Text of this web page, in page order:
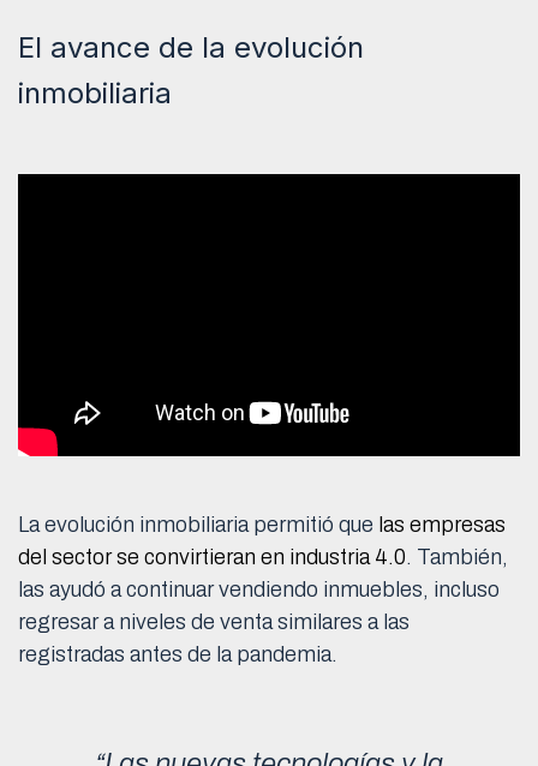
El avance de la evolución
inmobiliaria
La evolución inmobiliaria permitió que las empresas
del sector se convirtieran en industria 4.0. También,
las ayudó a continuar vendiendo inmuebles, incluso
regresar a niveles de venta similares a las
registradas antes de la pandemia.